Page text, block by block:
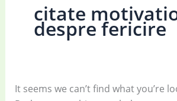
citate
despre fericire
It seems we can’t find what you’re